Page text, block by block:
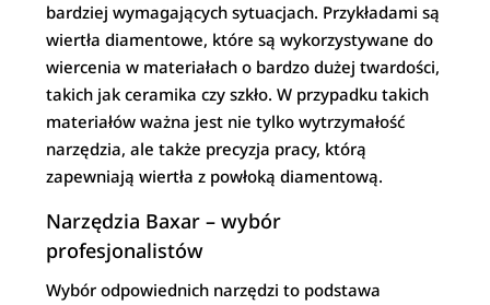
bardziej wymagających sytuacjach. Przykładami są
wiertła diamentowe, które są wykorzystywane do
wiercenia w materiałach o bardzo dużej twardości,
takich jak ceramika czy szkło. W przypadku takich
materiałów ważna jest nie tylko wytrzymałość
narzędzia, ale także precyzja pracy, którą
zapewniają wiertła z powłoką diamentową.
Narzędzia Baxar – wybór
profesjonalistów
Wybór odpowiednich narzędzi to podstawa